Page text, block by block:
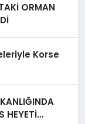
ORMAN
Korse
HEYETİ